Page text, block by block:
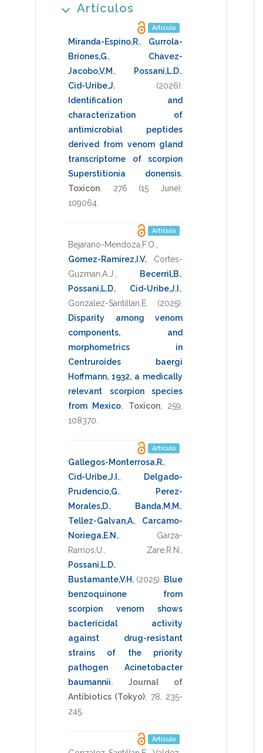
Artículos
Artículo
Miranda-Espino,R.
Gurrola-
Briones,G.
Chavez-
Jacobo,V.M.
Possani,L.D.
Cid-Uribe,J.
(2026)
Identification and
characterization of
antimicrobial peptides
derived from venom gland
transcriptome of scorpion
Superstitionia donensis.
Toxicon
276 (15 June),
109064
Artículo
Bejarano-Mendoza,F.O.
Gomez-Ramirez,I.V.
Cortes-
Guzman,A.J.
Becerril,B.
Possani,L.D.
Cid-Uribe,J.I.
Gonzalez-Santillan,E.
(2025)
Disparity among venom
components, and
morphometrics in
Centruroides baergi
Hoffmann, 1932, a medically
relevant scorpion species
from Mexico. Toxicon, 259
108370
Artículo
Gallegos-Monterrosa,R.
Cid-Uribe,J.I.
Delgado-
Prudencio,G.
Perez-
Morales,D.
Banda,M.M.
Tellez-Galvan,A.
Carcamo-
Noriega,E.N.
Garza-
Ramos,U.
Zare,R.N.
Possani,L.D.
Bustamante,V.H. (2025)
Blue
benzoquinone from
scorpion venom shows
bactericidal activity
against drug-resistant
strains of the priority
pathogen Acinetobacter
baumannii.
Journal of
Antibiotics (Tokyo)
78
235-
245
Artículo